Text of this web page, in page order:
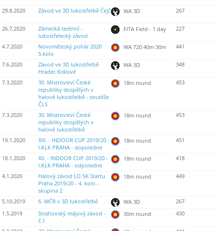
29.8.2020 Závod ve 3D lukostřelbě Čejč WA 3D 267
26.7.2020
Zámecká terénní -
lukostřelecký závod
FITA Field - 1 day 227
4.7.2020
Novoměstský pohár 2020
5.kolo
WA 720 40m 30m 441
7.6.2020
Závod ve 3D lukostřelbě
Hradec Králové
WA 3D 348
7.3.2020
30. Mistrovství České
republiky dospělých v
halové lukostřelbě - soutěže
ČLS
18m round 453
7.3.2020
30. Mistrovství České
republiky dospělých v
halové lukostřelbě
18m round 453
19.1.2020
XIII. - INDOOR CUP 2019/20 -
I.KLK PRAHA - dopoledne
18m round 451
18.1.2020
XII. - INDOOR CUP 2019/20 -
I.KLK PRAHA - odpoledne
18m round 418
4.1.2020
Halový závod LO SK Startu
Praha 2019/20 - 4. kolo -
skupina 2
18m round 449
5.10.2019 6. MČR v 3D lukostřelbě WA 3D
267
1.5.2019
Strahovský májový závod -
č.1
30m round 430